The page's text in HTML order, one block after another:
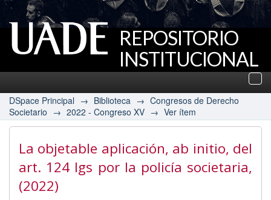
REPOSITORIO
INSTITUCIONAL
UADE
DSpace Principal → Biblioteca → Congresos de Derecho
Societario → 2022 - Congreso XV → Ver ítem
La objetable aplicación, ab initio, del
art. 124 lgs por la policía societaria,
(2022)